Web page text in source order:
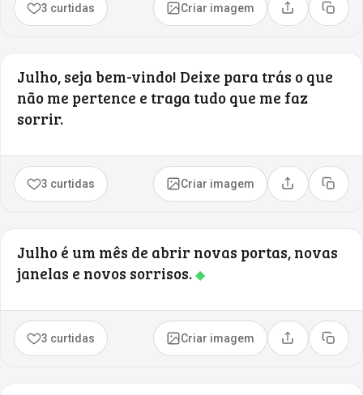
3 curtidas Criar imagem Compartilhar
Copiar
Julho, seja bem-vindo! Deixe para trás o que
não me pertence e traga tudo que me faz
sorrir.
3 curtidas Criar imagem Compartilhar
Copiar
Julho é um mês de abrir novas portas, novas
janelas e novos sorrisos.◆
3 curtidas Criar imagem Compartilhar
Copiar